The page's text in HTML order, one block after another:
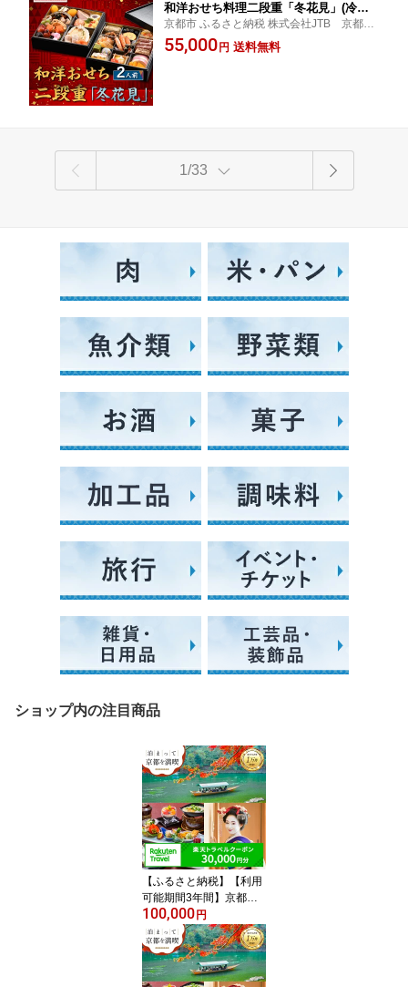
和洋おせち料理二段重「冬花見」(冷蔵)2
人前｜京都 老舗 本格おせち 人気おせち
［ 和洋風おせち二段 2人 人気 おすすめ
京都市 ふるさと納税 株式会社JTB 京都支
店
55,000 円 送料無料
1/33
ショップ内の注目商品
【ふるさと納税】【利用
可能期間3年間】京都府
京都市の対象施設で使え
る楽天トラベルクーポン
寄付額100,000円 | 観光
地応援 温泉 観光 旅行 ホ
テル 旅館 クーポン チケ
100,000 円